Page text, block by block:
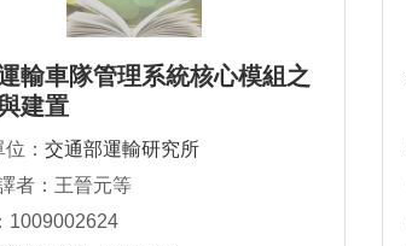
輸車隊管理系統核心模組之
建置
： 交通部運輸研究所
者：王晉元等
1009002624